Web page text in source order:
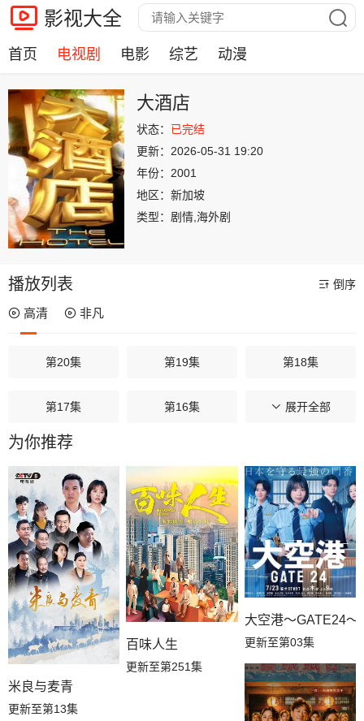
影视大全
首页 电视剧 电影 综艺 动漫
大酒店
状态： 已完结
更新： 2026-05-31 19:20
年份： 2001
地区： 新加坡
类型： 剧情,海外剧
播放列表 倒序
高清 非凡
第20集 第19集 第18集
第17集 第16集 第15集
第14集
第11集 第10集 第09集
第08集 第07集 第06集
第05集 第04集 第03集
第02集
展开全部
为你推荐
米良与麦青
更新至第13集
百味人生
更新至第251集
大空港～GATE24～
更新至第03集